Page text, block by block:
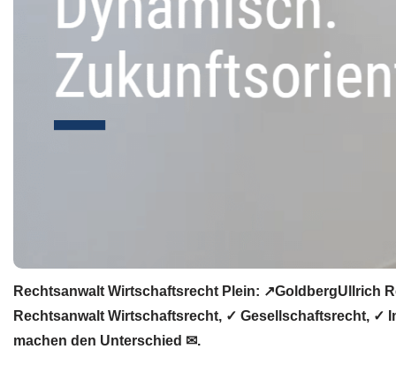
Rechtsanwalt Wirtschaftsrecht Plein: ↗️GoldbergUllrich
Rechtsanwalt Wirtschaftsrecht, ✓ Gesellschaftsrecht, ✓
machen den Unterschied ✉.